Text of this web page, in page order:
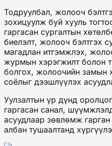
Тодруулбал, жолооч
зохицуулж буй хууль
гаргасан сургалтын
биелэлт, жолооч бэлтгэх
магадлан итгэмжлэх,
журмын хэрэгжилт болон
болгох, жолоочийн замын
соёлыг дээшлүүлэх
Уулзалтын үр дүнд
гаргасан санал,
асуудлаар зөвлөмж гарган
албан тушаалтанд